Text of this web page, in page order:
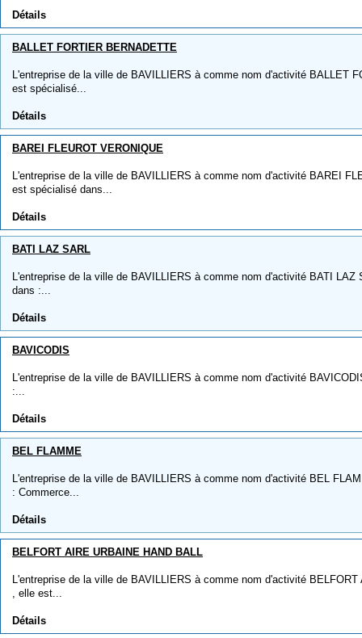
Détails
BALLET FORTIER BERNADETTE
L'entreprise de la ville de BAVILLIERS à comme nom d'activité BALLET
est spécialisé...
Détails
BAREI FLEUROT VERONIQUE
L'entreprise de la ville de BAVILLIERS à comme nom d'activité BAREI
est spécialisé dans...
Détails
BATI LAZ SARL
L'entreprise de la ville de BAVILLIERS à comme nom d'activité BATI
dans :...
Détails
BAVICODIS
L'entreprise de la ville de BAVILLIERS à comme nom d'activité
:...
Détails
BEL FLAMME
L'entreprise de la ville de BAVILLIERS à comme nom d'activité BEL
: Commerce...
Détails
BELFORT AIRE URBAINE HAND BALL
L'entreprise de la ville de BAVILLIERS à comme nom d'activité
, elle est...
Détails